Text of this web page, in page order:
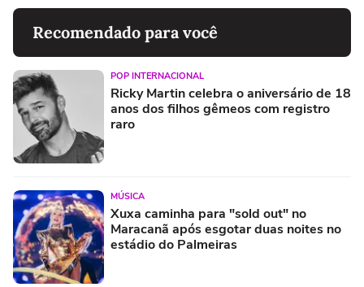
Recomendado para você
POP INTERNACIONAL
Ricky Martin celebra o aniversário de 18
anos dos filhos gêmeos com registro
raro
MÚSICA
Xuxa caminha para "sold out" no
Maracanã após esgotar duas noites no
estádio do Palmeiras